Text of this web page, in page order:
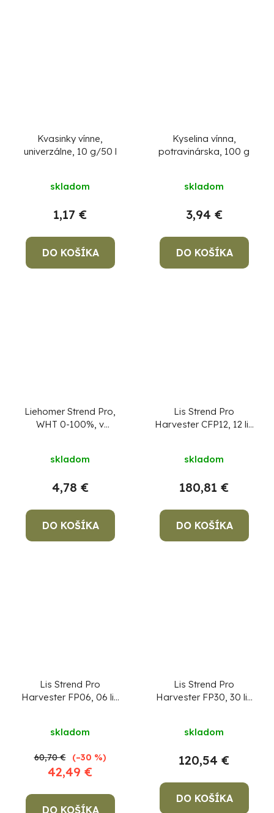
Kvasinky vínne,
univerzálne, 10 g/50 l
skladom
1,17 €
DO KOŠÍKA
Kyselina vínna,
potravinárska, 100 g
skladom
3,94 €
DO KOŠÍKA
Liehomer Strend Pro,
WHT 0-100%, v
skladom
4,78 €
DO KOŠÍKA
Lis Strend Pro
Harvester CFP12, 12 lit,
skladom
180,81 €
DO KOŠÍKA
Lis Strend Pro
Harvester FP06, 06 lit,
hodnotenie
produktu
je
z
skladom
42,49 €
60,70 € (–30 %)
DO KOŠÍKA
Lis Strend Pro
Harvester FP30, 30 lit,
skladom
120,54 €
DO KOŠÍKA